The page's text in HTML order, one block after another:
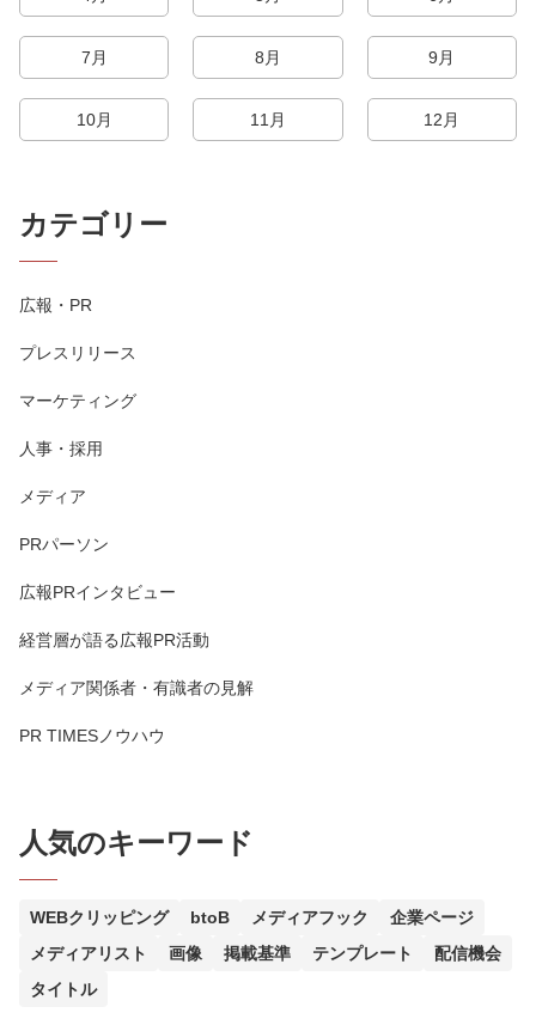
7月 8月 9月
10月 11月 12月
カテゴリー
広報・PR
プレスリリース
マーケティング
人事・採用
メディア
PRパーソン
広報PRインタビュー
経営層が語る広報PR活動
メディア関係者・有識者の見解
PR TIMESノウハウ
人気のキーワード
WEBクリッピング btoB メディアフック
企業ページ
メディアリスト
画像 掲載基準 テンプレート
配信機会
タイトル